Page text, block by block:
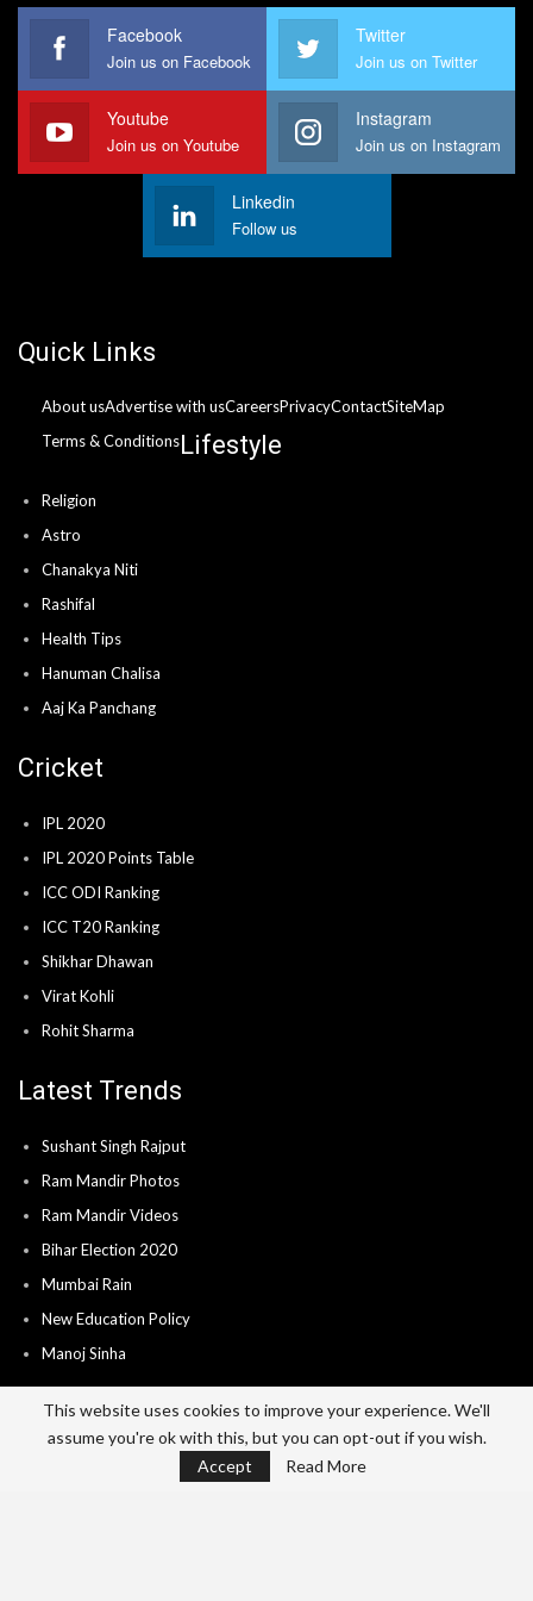
Facebook
Join us on Facebook
Twitter
Join us on Twitter
Youtube
Join us on Youtube
Instagram
Join us on Instagram
Linkedin
Follow us
Quick Links
About usAdvertise with usCareersPrivacyContactSiteMap
Terms & Conditions Lifestyle
Religion
Astro
Chanakya Niti
Rashifal
Health Tips
Hanuman Chalisa
Aaj Ka Panchang
Cricket
IPL 2020
IPL 2020 Points Table
ICC ODI Ranking
ICC T20 Ranking
Shikhar Dhawan
Virat Kohli
Rohit Sharma
Latest Trends
Sushant Singh Rajput
Ram Mandir Photos
Ram Mandir Videos
Bihar Election 2020
Mumbai Rain
New Education Policy
Manoj Sinha
Home About Advertise
Career
Send News & Video’s
Contact
Privacy Policy
This website uses cookies to improve your experience. We'll
assume you're ok with this, but you can opt-out if you wish.
Accept
Read More